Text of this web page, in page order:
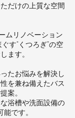
だけの上質な空間
ムリノベーション
す“くつろぎ”の空
ます。
たお悩みを解決し
を兼ね備えたバス
案。
浴槽や洗面設備の
です。